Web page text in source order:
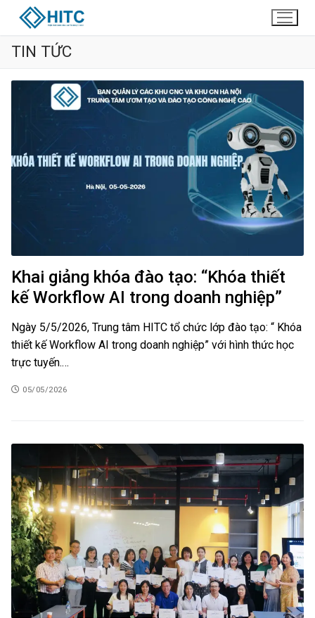
TIN TỨC
Khai giảng khóa đào tạo: “Khóa thiết
kế Workflow AI trong doanh nghiệp”
Ngày 5/5/2026, Trung tâm HITC tổ chức lớp đào tạo: “ Khóa
thiết kế Workflow AI trong doanh nghiệp” với hình thức học
trực tuyến.…
05/05/2026